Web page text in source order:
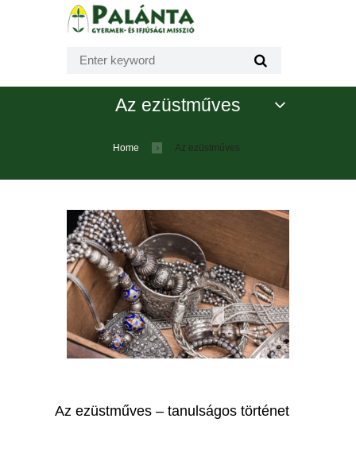
Az ezüstműves
Home Az ezüstműves
Az ezüstműves – tanulságos történet